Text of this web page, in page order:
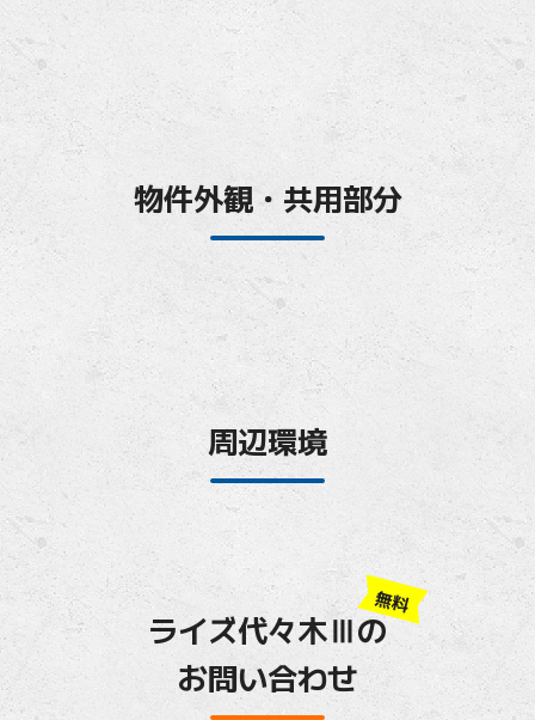
物件外観・共用部分
周辺環境
ライズ代々木Ⅲの
お問い合わせ
無料